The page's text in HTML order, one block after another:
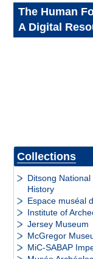
The Human
A Digital
Collections
Ditsong
History
Espace muséal
Institute of
Jersey Museum
McGregor
MiC-SABAP